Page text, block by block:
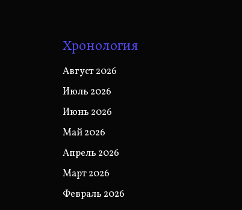
Хронология
Август 2026
Июль 2026
Июнь 2026
Май 2026
Апрель 2026
Март 2026
Февраль 2026